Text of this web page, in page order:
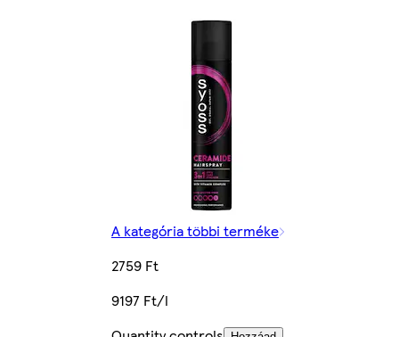
A kategória többi terméke
2759 Ft
9197 Ft/l